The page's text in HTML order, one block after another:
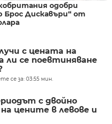
одобри
Брос Дискавъри“ от
с цената на
ли се поевтиняване
се за: 03:55 мин.
с двойно
цените в левове и